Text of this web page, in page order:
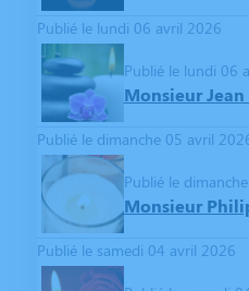
Publié le lundi 06 avril 2026
Publié le lundi 06
Monsieur Jean
Publié le dimanche 05 avril
Publié le
Monsieur
Publié le samedi 04 avril 2026